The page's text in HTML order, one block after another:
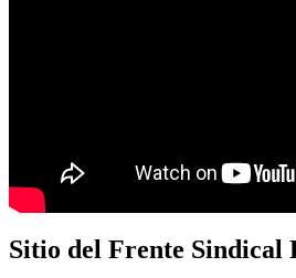
Sitio del Frente Sindical